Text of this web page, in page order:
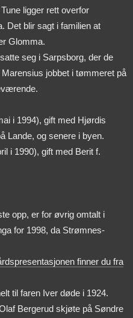
ligger rett overfor
Det blir sagt i familien at
Glomma.
seg i Sarpsborg, der de
jobbet i tømmeret på
i 1994), gift med Hjørdis
Lande, og senere i byen.
i 1990), gift med Berit f.
opp, er for øvrig omtalt i
for 1998, da Strømnes-
finner du fra
til faren Iver døde i 1924.
Bergerud skjøte på Søndre